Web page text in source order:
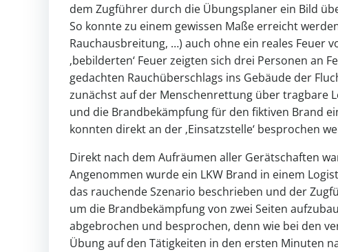
dem Zugführer durch die Übungsplaner ein Bild
So konnte zu einem gewissen Maße erreicht
Rauchausbreitung, …) auch ohne ein reales Feuer
‚bebilderten‘ Feuer zeigten sich drei Personen an
gedachten Rauchüberschlags ins Gebäude der
zunächst auf der Menschenrettung über tragbare
und die Brandbekämpfung für den fiktiven Brand
konnten direkt an der ‚Einsatzstelle‘ besprochen
Direkt nach dem Aufräumen aller Gerätschaften
Angenommen wurde ein LKW Brand in einem
das rauchende Szenario beschrieben und der
um die Brandbekämpfung von zwei Seiten
abgebrochen und besprochen, denn wie bei den
Übung auf den Tätigkeiten in den ersten Minuten